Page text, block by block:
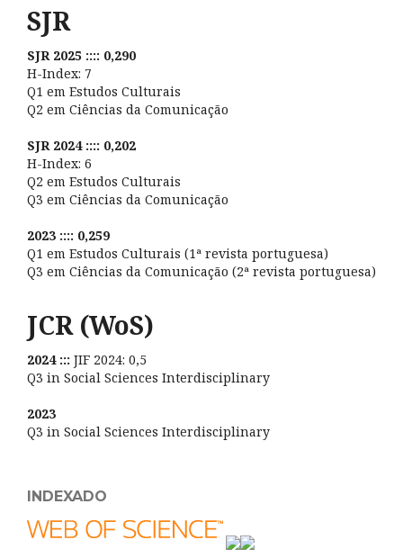
SJR
SJR 2025 :::: 0,290
H-Index: 7
Q1 em Estudos Culturais
Q2 em Ciências da Comunicação
SJR 2024 :::: 0,202
H-Index: 6
Q2 em Estudos Culturais
Q3 em Ciências da Comunicação
2023 :::: 0,259
Q1 em Estudos Culturais (1ª revista portuguesa)
Q3 em Ciências da Comunicação (2ª revista portuguesa)
JCR (WoS)
2024 ::: JIF 2024: 0,5
Q3 in Social Sciences Interdisciplinary
2023
Q3 in Social Sciences Interdisciplinary
INDEXADO